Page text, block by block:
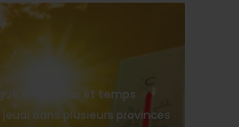
de chaleur et temps
dans plusieurs provinces